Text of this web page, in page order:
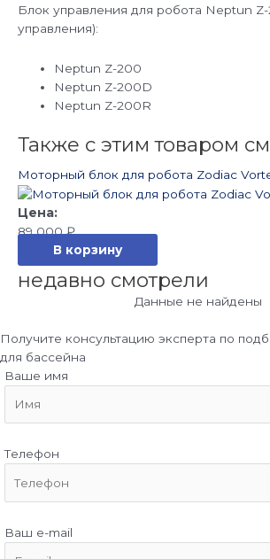
Блок управления для робота Neptun
управления):
Neptun Z-200
Neptun Z-200D
Neptun Z-200R
Также с этим товаром
Моторный блок для робота Zodiac
89 000₽
В корзину
недавно смотрели
Данные не найдены
Получите консультацию эксперта по
для бассейна
Ваше имя
Телефон
Ваш e-mail